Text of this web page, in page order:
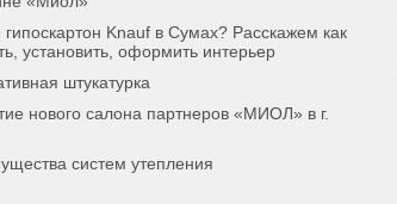
Knauf в Сумах? Расскажем как
установить, оформить интерьер
штукатурка
нового салона партнеров «МИОЛ» в г.
систем утепления